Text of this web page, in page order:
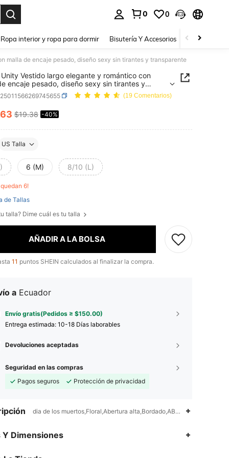
0 0
Ropa interior y ropa para dormir Bisutería Y Accesorios Zapatos
malla de encaje pesado, diseño sexy sin tirantes y transparente
Unity Vestido largo elegante y romántico con
encaje pesado, diseño sexy sin tirantes y
(19 Comentarios)
AND AVAILABILITY
$19.38 -40%
US Talla
6 (M) 8/10 (L)
quedan 6!
de Tallas
talla? Dime cuál es tu talla
AÑADIR A LA BOLSA
11 puntos SHEIN calculados al finalizar la compra.
a Ecuador
Envío gratis(Pedidos ≥ $150.00)
Entrega estimada: 10-18 Días laborables
Devoluciones aceptadas
Seguridad en las compras
Pagos seguros
Protección de privacidad
dia de los muertos,Floral,Abertura alta,Bordado,ABERTURAS
Y Dimensiones
4.89